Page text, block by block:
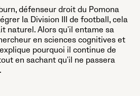
défenseur droit du Pomona
la Division III de football, cela
naturel. Alors qu'il entame sa
en sciences cognitives et
pourquoi il continue de
en sachant qu'il ne passera